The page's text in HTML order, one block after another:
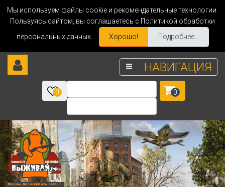
Мы используем файлы cookie и рекомендательные технологии.
Пользуясь сайтом, вы соглашаетесь с Политикой обработки
персональных данных.
Хорошо! Подробнее...
НАВИГАЦИЯ
0 0